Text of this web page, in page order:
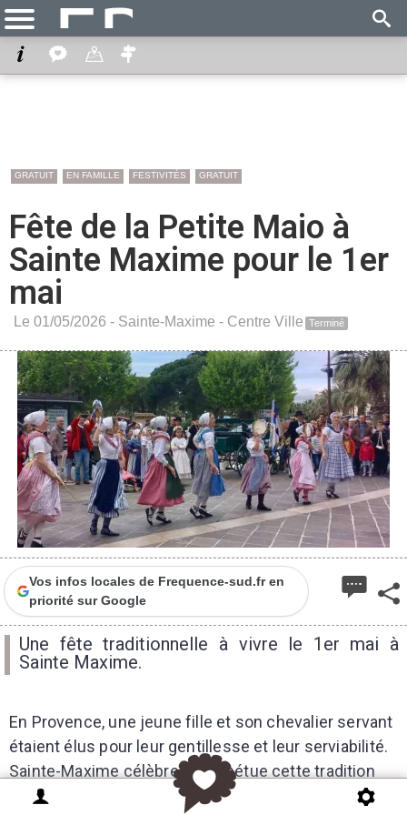
GRATUIT EN FAMILLE FESTIVITÉS GRATUIT
Fête de la Petite Maio à
Sainte Maxime pour le 1er
mai
Le 01/05/2026 - Sainte-Maxime - Centre Ville Terminé
Vos infos locales de Frequence-sud.fr en
priorité sur Google
Une fête traditionnelle à vivre le 1er mai à
Sainte Maxime.
En Provence, une jeune fille et son chevalier servant
étaient élus pour leur gentillesse et leur serviabilité.
Sainte-Maxime célèbre et perpétue cette tradition
qui met les enfants à l'honneur.